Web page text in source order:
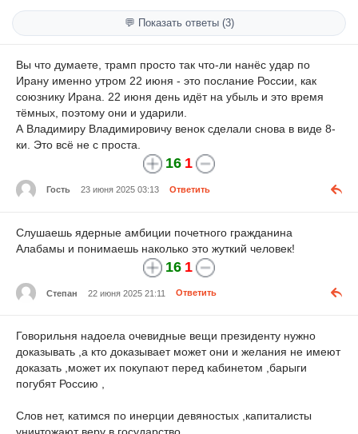
💬 Показать ответы (3)
Вы что думаете, трамп просто так что-ли нанёс удар по
Ирану именно утром 22 июня - это послание России, как
союзнику Ирана. 22 июня день идёт на убыль и это время
тёмных, поэтому они и ударили.
А Владимиру Владимировичу венок сделали снова в виде 8-
ки. Это всё не с проста.
16 1
Гость 23 июня 2025 03:13 Ответить
Слушаешь ядерные амбиции почетного гражданина
Алабамы и понимаешь наколько это жуткий человек!
16 1
Степан 22 июня 2025 21:11 Ответить
Говорильня надоела очевидные вещи президенту нужно
доказывать ,а кто доказывает может они и желания не имеют
доказать ,может их покупают перед кабинетом ,барыги
погубят Россию ,
Слов нет, катимся по инерции девяностых ,капиталисты